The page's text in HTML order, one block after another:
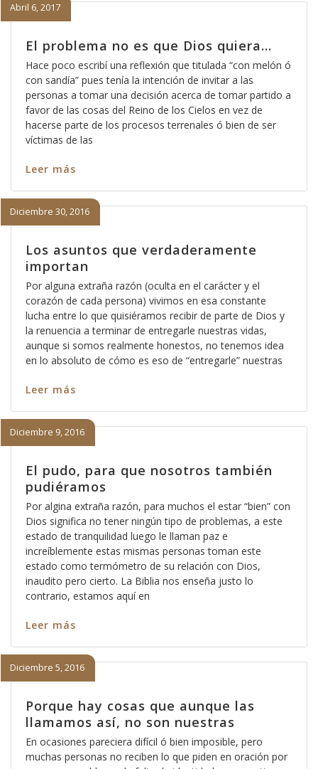
El problema no es que Dios quiera…
Abril 6, 2017
Hace poco escribí una reflexión que titulada “con melón ó
con sandía” pues tenía la intención de invitar a las
personas a tomar una decisión acerca de tomar partido a
favor de las cosas del Reino de los Cielos en vez de
hacerse parte de los procesos terrenales ó bien de ser
víctimas de las
Leer más
Los asuntos que verdaderamente
importan
Diciembre 30, 2016
Por alguna extraña razón (oculta en el carácter y el
corazón de cada persona) vivimos en esa constante
lucha entre lo que quisiéramos recibir de parte de Dios y
la renuencia a terminar de entregarle nuestras vidas,
aunque si somos realmente honestos, no tenemos idea
en lo absoluto de cómo es eso de “entregarle” nuestras
Leer más
El pudo, para que nosotros también
pudiéramos
Diciembre 9, 2016
Por algina extraña razón, para muchos el estar “bien” con
Dios significa no tener ningún tipo de problemas, a este
estado de tranquilidad luego le llaman paz e
increíblemente estas mismas personas toman este
estado como termómetro de su relación con Dios,
inaudito pero cierto. La Biblia nos enseña justo lo
contrario, estamos aquí en
Leer más
Porque hay cosas que aunque las
llamamos así, no son nuestras
Diciembre 5, 2016
En ocasiones pareciera difícil ó bien imposible, pero
muchas personas no reciben lo que piden en oración por